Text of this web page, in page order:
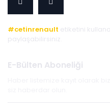
#cetinrenault etiketini
paylaşabilirsiniz.
E-Bülten Aboneliği